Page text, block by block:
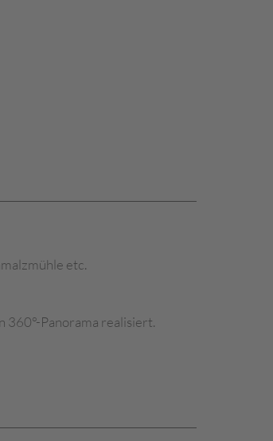
etc.
360°-Panorama realisiert.